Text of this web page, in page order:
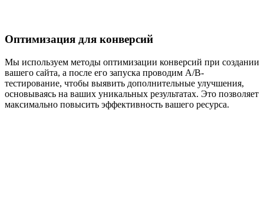
Оптимизация для конверсий
Мы используем методы оптимизации конверсий при создании
вашего сайта, а после его запуска проводим A/B-
тестирование, чтобы выявить дополнительные улучшения,
основываясь на ваших уникальных результатах. Это позволяет
максимально повысить эффективность вашего ресурса.